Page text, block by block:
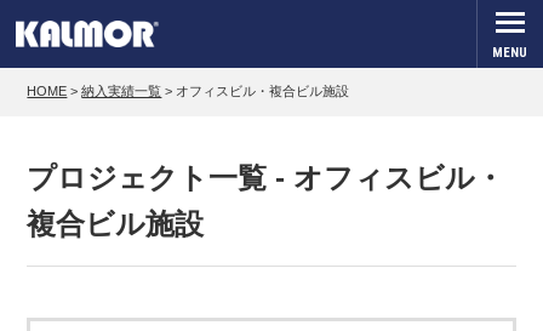
MENU
HOME >納入実績一覧 > オフィスビル・複合ビル施設
プロジェクト一覧 - オフィスビル・
複合ビル施設